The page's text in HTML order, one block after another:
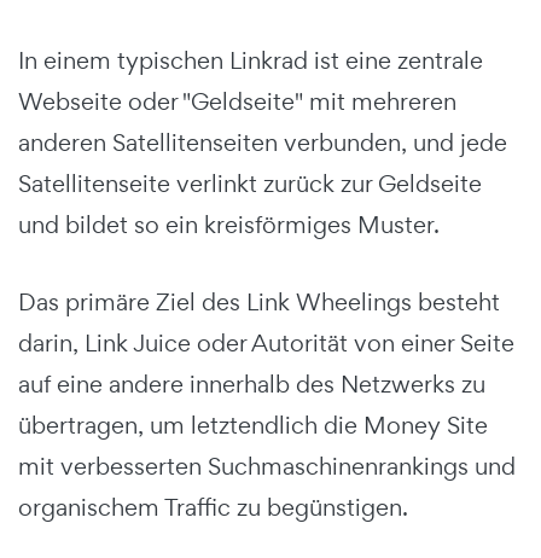
In einem typischen Linkrad ist eine zentrale
Webseite oder "Geldseite" mit mehreren
anderen Satellitenseiten verbunden, und jede
Satellitenseite verlinkt zurück zur Geldseite
und bildet so ein kreisförmiges Muster.
Das primäre Ziel des Link Wheelings besteht
darin, Link Juice oder Autorität von einer Seite
auf eine andere innerhalb des Netzwerks zu
übertragen, um letztendlich die Money Site
mit verbesserten Suchmaschinenrankings und
organischem Traffic zu begünstigen.